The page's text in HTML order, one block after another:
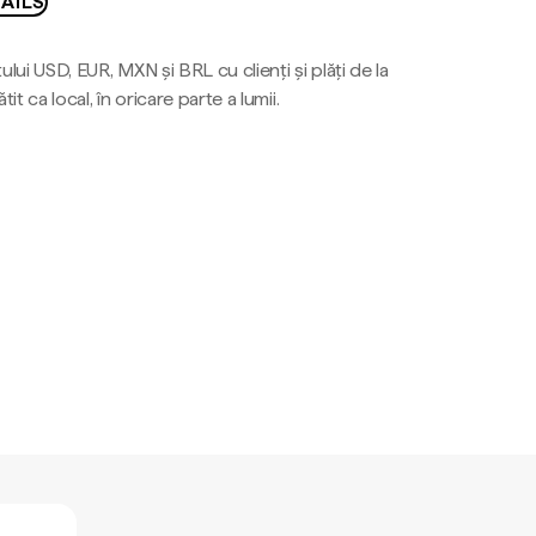
USD, EUR, MXN și BRL cu clienți și plăți de la
ca local, în oricare parte a lumii.